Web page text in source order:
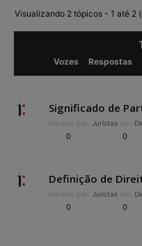
Visualizando 2 tópicos - 1 até 2
Vozes Respostas
Significado de
Iniciado por: Juristas em:
0 0
Definição de
Iniciado por: Juristas em:
0 0